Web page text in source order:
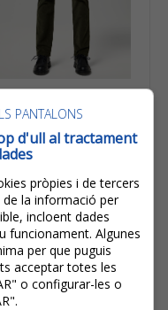
89,95€
53,95€
IVA inclòs
Estalvi:
Wrangler Greensboro
Pantalons Texans
De Pana D'home
112371011 Caqui
PANTALONS
d'ull al tractament
pròpies i de tercers
la informació per
incloent dades
funcionament. Algunes
per que puguis
acceptar totes les
o configurar-les o